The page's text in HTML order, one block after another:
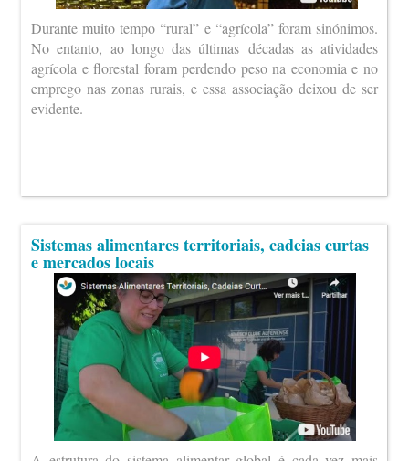
Durante muito tempo “rural” e “agrícola” foram sinónimos.
No entanto, ao longo das últimas décadas as atividades
agrícola e florestal foram perdendo peso na economia e no
emprego nas zonas rurais, e essa associação deixou de ser
evidente.
Sistemas alimentares territoriais, cadeias curtas
e mercados locais